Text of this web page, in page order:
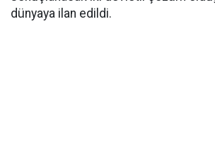
dünyaya ilan edildi.